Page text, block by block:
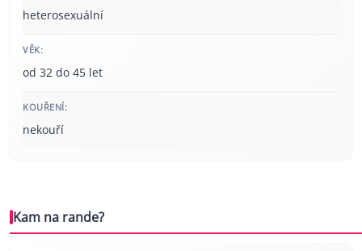
heterosexuální
VĚK:
od 32 do 45 let
KOUŘENÍ:
nekouří
Kam na rande?